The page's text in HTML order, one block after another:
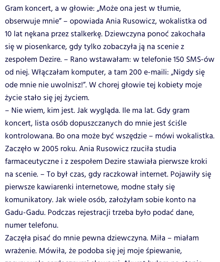
Gram koncert, a w głowie: „Może ona jest w tłumie,
obserwuje mnie” – opowiada Ania Rusowicz, wokalistka od
10 lat nękana przez stalkerkę. Dziewczyna ponoć zakochała
się w piosenkarce, gdy tylko zobaczyła ją na scenie z
zespołem Dezire. – Rano wstawałam: w telefonie 150 SMS-ów
od niej. Włączałam komputer, a tam 200 e-maili: „Nigdy się
ode mnie nie uwolnisz!”. W chorej głowie tej kobiety moje
życie stało się jej życiem.
– Nie wiem, kim jest. Jak wygląda. Ile ma lat. Gdy gram
koncert, lista osób dopuszczanych do mnie jest ściśle
kontrolowana. Bo ona może być wszędzie – mówi wokalistka.
Zaczęło w 2005 roku. Ania Rusowicz rzuciła studia
farmaceutyczne i z zespołem Dezire stawiała pierwsze kroki
na scenie. – To był czas, gdy raczkował internet. Pojawiły się
pierwsze kawiarenki internetowe, modne stały się
komunikatory. Jak wiele osób, założyłam sobie konto na
Gadu-Gadu. Podczas rejestracji trzeba było podać dane,
numer telefonu.
Zaczęła pisać do mnie pewna dziewczyna. Miła – miałam
wrażenie. Mówiła, że podoba się jej moje śpiewanie,